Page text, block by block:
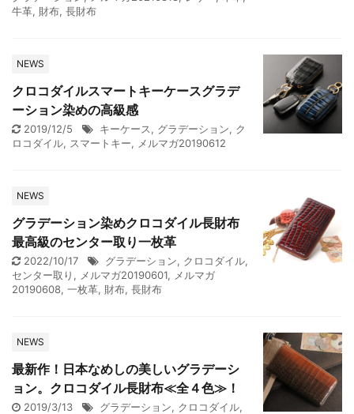
牛革, 財布, 長財布
NEWS
クロコダイルスマートキーケースグラデ
ーション染めの高級感
2019/12/5 キーケース, グラデーション, ク
ロコダイル, スマートキー, メルマガ20190612
NEWS
グラデーション染めクロコダイル長財布
最高級のセンター取り一枚革
2022/10/17 グラデーション, クロコダイル,
センター取り , メルマガ20190601, メルマガ
20190608, 一枚革, 財布, 長財布
NEWS
最新作！日本なめしの美しいグラデーシ
ョン。クロコダイル長財布≪全４色≫！
2019/3/13 グラデーション, クロコダイル,